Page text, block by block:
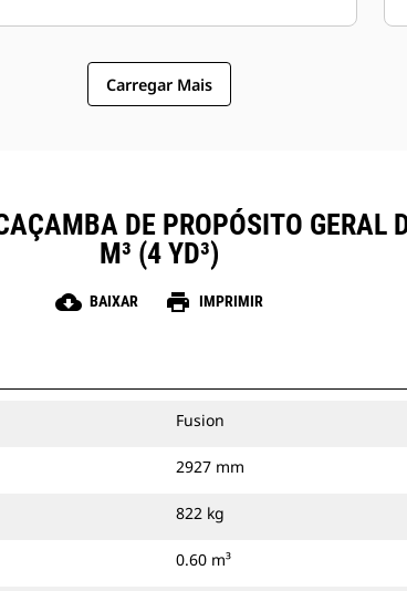
Carregar Mais
DE PROPÓSITO GERAL
M³ (4 YD³)
cloud_download BAIXAR print IMPRIMIR
Fusion
2927 mm
822 kg
0.60 m³